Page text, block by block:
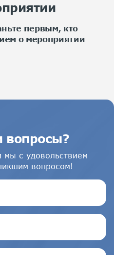
первым, кто
о мероприятии
вопросы?
с удовольствием
вопросом!